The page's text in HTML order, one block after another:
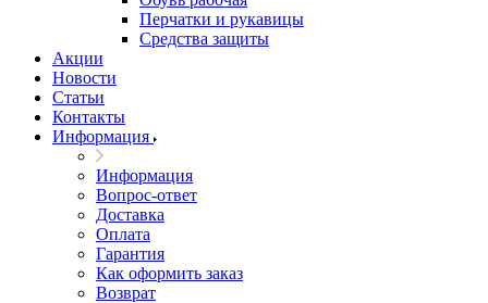
Перчатки и рукавицы
Средства защиты
Акции
Новости
Статьи
Контакты
Информация
Информация
Вопрос-ответ
Доставка
Оплата
Гарантия
Как оформить заказ
Возврат